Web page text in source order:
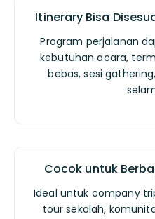
Itinerary Bisa
Program perjalanan
kebutuhan acara,
bebas, sesi
Cocok untuk
Ideal untuk company
tour sekolah,